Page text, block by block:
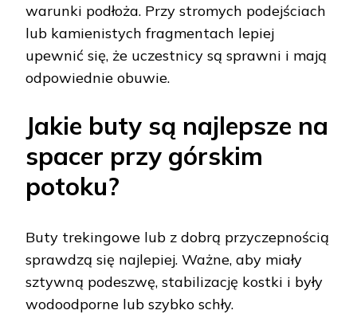
warunki podłoża. Przy stromych podejściach
lub kamienistych fragmentach lepiej
upewnić się, że uczestnicy są sprawni i mają
odpowiednie obuwie.
Jakie buty są najlepsze na
spacer przy górskim
potoku?
Buty trekingowe lub z dobrą przyczepnością
sprawdzą się najlepiej. Ważne, aby miały
sztywną podeszwę, stabilizację kostki i były
wodoodporne lub szybko schły.